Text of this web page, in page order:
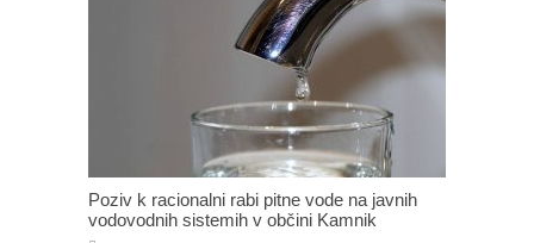
Poziv k racionalni rabi pitne vode na javnih
vodovodnih sistemih v občini Kamnik